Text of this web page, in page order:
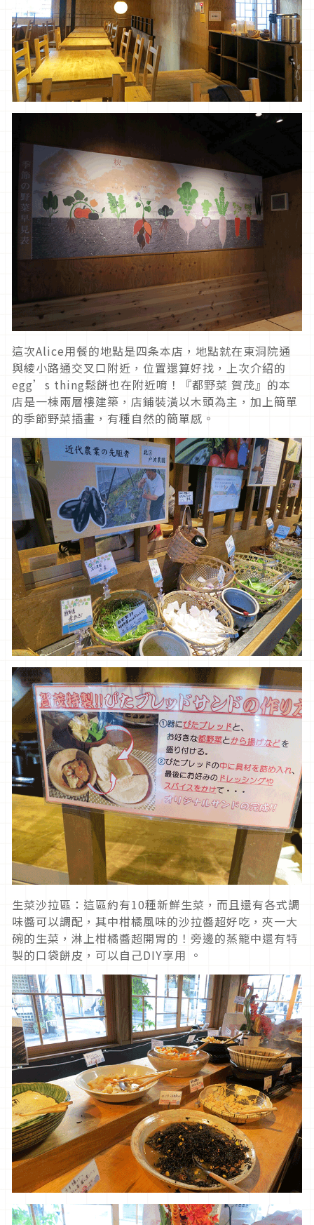
這次Alice用餐的地點是四条本店，地點就在東洞院通
與綾小路通交叉口附近，位置還算好找，上次介紹的
egg’s thing鬆餅也在附近唷！『都野菜 賀茂』的本
店是一棟兩層樓建築，店鋪裝潢以木頭為主，加上簡單
的季節野菜插畫，有種自然的簡單感。
生菜沙拉區：這區約有10種新鮮生菜，而且還有各式調
味醬可以調配，其中柑橘風味的沙拉醬超好吃，夾一大
碗的生菜，淋上柑橘醬超開胃的！旁邊的蒸籠中還有特
製的口袋餅皮，可以自己DIY享用 。